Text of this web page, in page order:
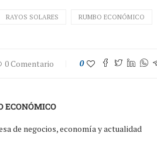
RAYOS SOLARES RUMBO ECONÓMICO
0 Comentario 0
ECONÓMICO
de negocios, economía y actualidad